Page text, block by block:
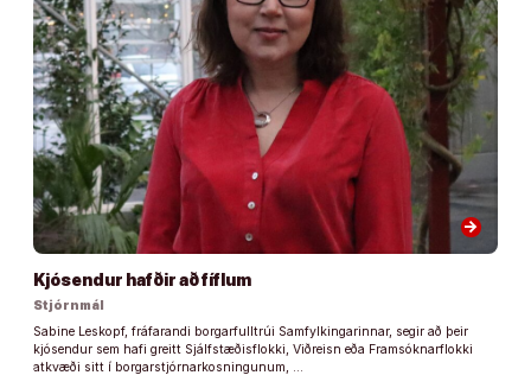
arrow_forward
Kjósendur hafðir að fíflum
Stjórnmál
Sabine Leskopf, fráfarandi borgarfulltrúi Samfylkingarinnar, segir að þeir
kjósendur sem hafi greitt Sjálfstæðisflokki, Viðreisn eða Framsóknarflokki
atkvæði sitt í borgarstjórnarkosningunum, …